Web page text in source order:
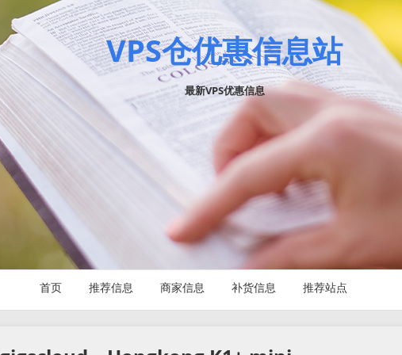
VPS仓优惠信息站
最新VPS优惠信息
首页 推荐信息 商家信息 补货信息 推荐站点